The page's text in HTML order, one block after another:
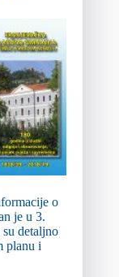
o
je u 3.
detaljno
planu i